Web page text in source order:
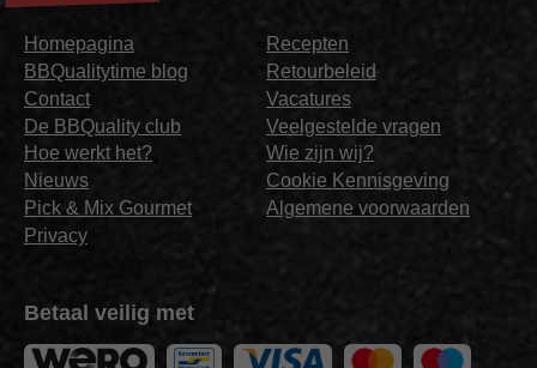
Homepagina
BBQualitytime blog
Contact
De BBQuality club
Hoe werkt het?
Nieuws
Pick & Mix Gourmet
Privacy
Recepten
Retourbeleid
Vacatures
Veelgestelde vragen
Wie zijn wij?
Cookie Kennisgeving
Algemene voorwaarden
Betaal veilig met